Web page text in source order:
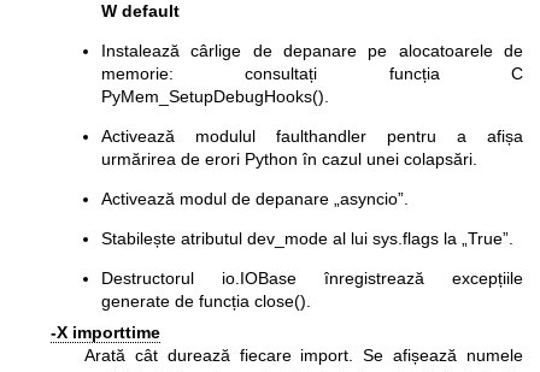
W default
Instalează cârlige de depanare pe alocatoarele de
memorie: consultați funcția C
PyMem_SetupDebugHooks().
Activează modulul faulthandler pentru a afișa
urmărirea de erori Python în cazul unei colapsări.
Activează modul de depanare „asyncio”.
Stabilește atributul dev_mode al lui sys.flags la „True”.
Destructorul io.IOBase înregistrează excepțiile
generate de funcția close().
-X importtime
Arată cât durează fiecare import. Se afișează numele